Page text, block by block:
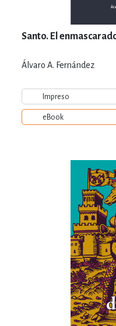
Santo. El
Álvaro A. Fernández
Impreso
eBook